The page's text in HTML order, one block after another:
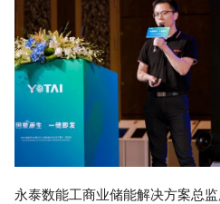
永泰数能工商业储能解决方案总